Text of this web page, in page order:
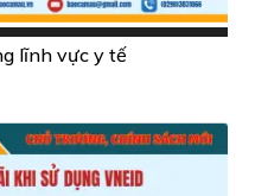
lĩnh vực y tế